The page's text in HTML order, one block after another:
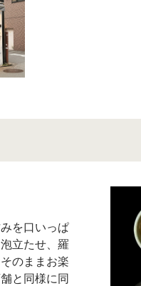
を口いっぱ
立たせ、羅
のままお楽
と同様に同